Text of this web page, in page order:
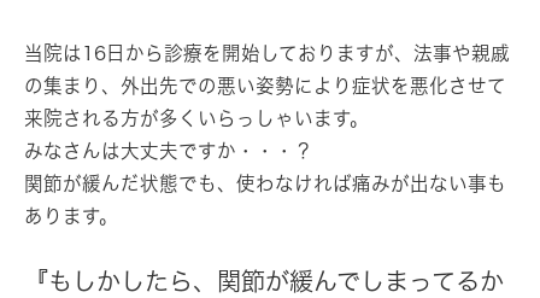
当院は16日から診療を開始しておりますが、法事や親戚
の集まり、外出先での悪い姿勢により症状を悪化させて
来院される方が多くいらっしゃいます。
みなさんは大丈夫ですか・・・？
関節が緩んだ状態でも、使わなければ痛みが出ない事も
あります。
『もしかしたら、関節が緩んでしまってるか